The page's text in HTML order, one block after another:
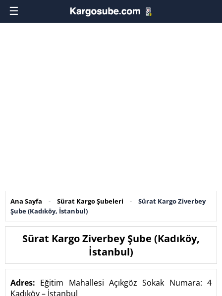
☰
Ana Sayfa - Sürat Kargo Şubeleri -
Sürat Kargo Ziverbey
Şube (Kadıköy, İstanbul)
Sürat Kargo Ziverbey Şube (Kadıköy,
İstanbul)
Adres: Eğitim Mahallesi Açıkgöz Sokak Numara: 4
Kadıköy – İstanbul